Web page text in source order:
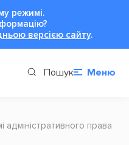
режимі.
версією сайту.
Пошук Меню
адміністративного права